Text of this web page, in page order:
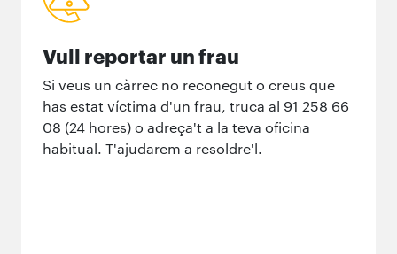
Vull reportar un frau
Si veus un càrrec no reconegut o creus que
has estat víctima d'un frau, truca al 91 258 66
08 (24 hores) o adreça't a la teva oficina
habitual. T'ajudarem a resoldre'l.